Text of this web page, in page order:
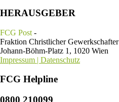
HERAUSGEBER
FCG Post -
Fraktion Christlicher Gewerkschafter
Johann-Böhm-Platz 1, 1020 Wien
Impressum | Datenschutz
FCG Helpline
0800 210099